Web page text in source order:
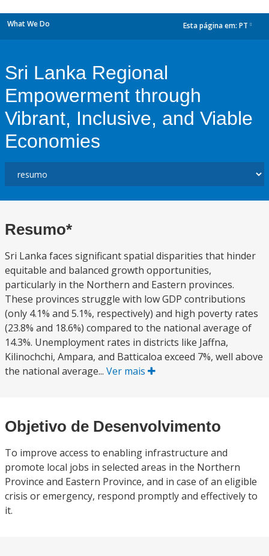
What We Do Esta página em: PT
Sri Lanka Regional
Empowerment through
Vibrant, Inclusive, and Viable
Economies
Resumo*
Sri Lanka faces significant spatial disparities that hinder
equitable and balanced growth opportunities,
particularly in the Northern and Eastern provinces.
These provinces struggle with low GDP contributions
(only 4.1% and 5.1%, respectively) and high poverty rates
(23.8% and 18.6%) compared to the national average of
14.3%. Unemployment rates in districts like Jaffna,
Kilinochchi, Ampara, and Batticaloa exceed 7%, well above
the national average... Ver mais
Objetivo de Desenvolvimento
To improve access to enabling infrastructure and
promote local jobs in selected areas in the Northern
Province and Eastern Province, and in case of an eligible
crisis or emergency, respond promptly and effectively to
it.